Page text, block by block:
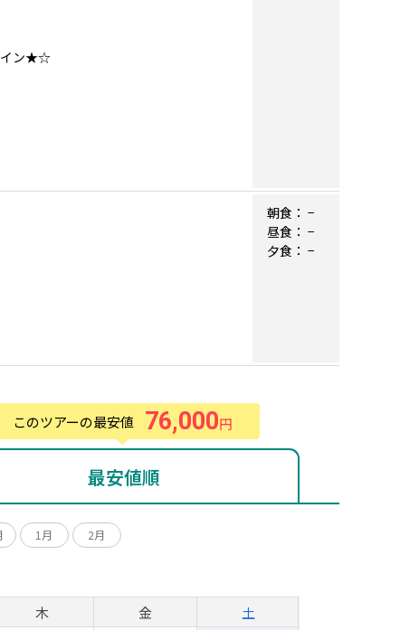
イン★☆
朝食： −
昼食： −
夕食： −
このツアーの最安値 76,000円
最安値順
1月 2月
木 金 土